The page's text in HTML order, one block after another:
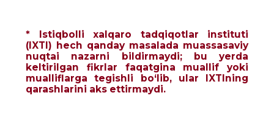
* Istiqbolli xalqaro tadqiqotlar instituti
(IXTI) hech qanday masalada muassasaviy
nuqtai nazarni bildirmaydi; bu yerda
keltirilgan fikrlar faqatgina muallif yoki
mualliflarga tegishli bo‘lib, ular IXTIning
qarashlarini aks ettirmaydi.